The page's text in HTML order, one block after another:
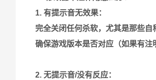
1. 有提示音无效果：
完全关闭任何杀软，尤其是那些
确保游戏版本是否对应（如果有注
2. 无提示音/没有反应：